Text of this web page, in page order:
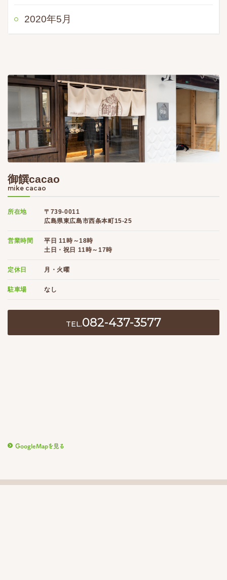
2020年5月
御饌cacao
mike cacao
所在地
〒739-0011
広島県東広島市西条本町15-25
営業時間
平日 11時～18時
土日・祝日 11時～17時
定休日 月・火曜
駐車場 なし
TEL.082-437-3577
GoogleMapを見る